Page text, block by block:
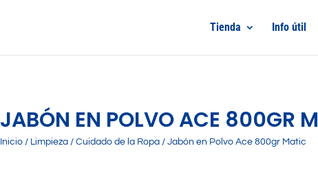
Tienda Info útil
JABÓN EN POLVO ACE 800GR
Inicio / Limpieza /Cuidado de la Ropa / Jabón en Polvo Ace 800gr Matic